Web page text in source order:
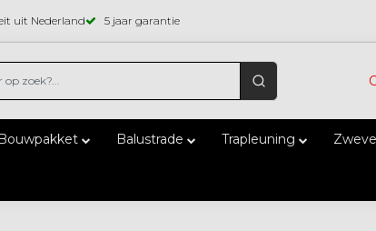
uit Nederland 5 jaar garantie
Balustrade Trapleuning